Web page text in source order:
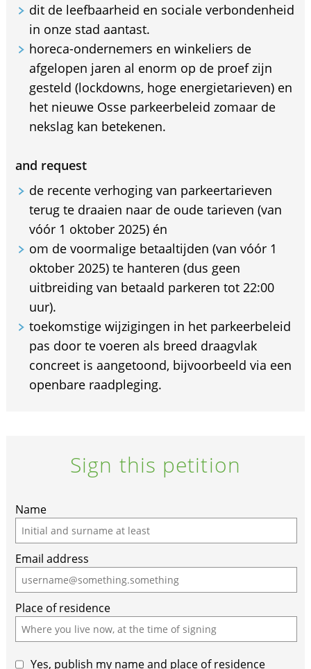
dit de leefbaarheid en sociale verbondenheid
in onze stad aantast.
horeca-ondernemers en winkeliers de
afgelopen jaren al enorm op de proef zijn
gesteld (lockdowns, hoge energietarieven) en
het nieuwe Osse parkeerbeleid zomaar de
nekslag kan betekenen.
and request
de recente verhoging van parkeertarieven
terug te draaien naar de oude tarieven (van
vóór 1 oktober 2025) én
om de voormalige betaaltijden (van vóór 1
oktober 2025) te hanteren (dus geen
uitbreiding van betaald parkeren tot 22:00
uur).
toekomstige wijzigingen in het parkeerbeleid
pas door te voeren als breed draagvlak
concreet is aangetoond, bijvoorbeeld via een
openbare raadpleging.
Sign this petition
If
you
are
a
human,
ignore
this
field
Name
Email address
Place of residence
Yes, publish my name and place of residence